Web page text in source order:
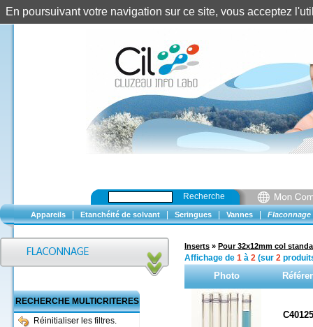
Recherche
Appareils Etanchéité de solvant Seringues Vannes Flaconnage
RECHERCHE MULTICRITERES
Réinitialiser les filtres.
Inserts » Pour 32x12mm col
Affichage de 1 à 2 (sur 2
Photo
En poursuivant votre navigation sur ce site, vous acceptez